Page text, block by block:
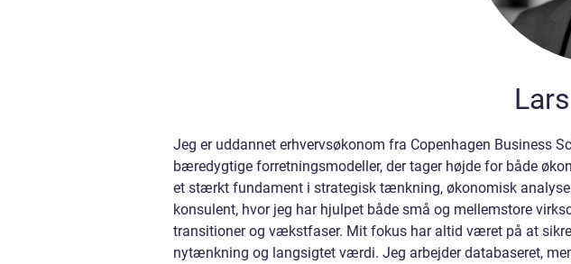
Jeg er uddannet erhvervsøkonom fra Copenhagen Business
bæredygtige forretningsmodeller, der tager højde for både
et stærkt fundament i strategisk tænkning, økonomisk
konsulent, hvor jeg har hjulpet både små og mellemstore
transitioner og vækstfaser. Mit fokus har altid været på at
nytænkning og langsigtet værdi. Jeg arbejder databaseret,